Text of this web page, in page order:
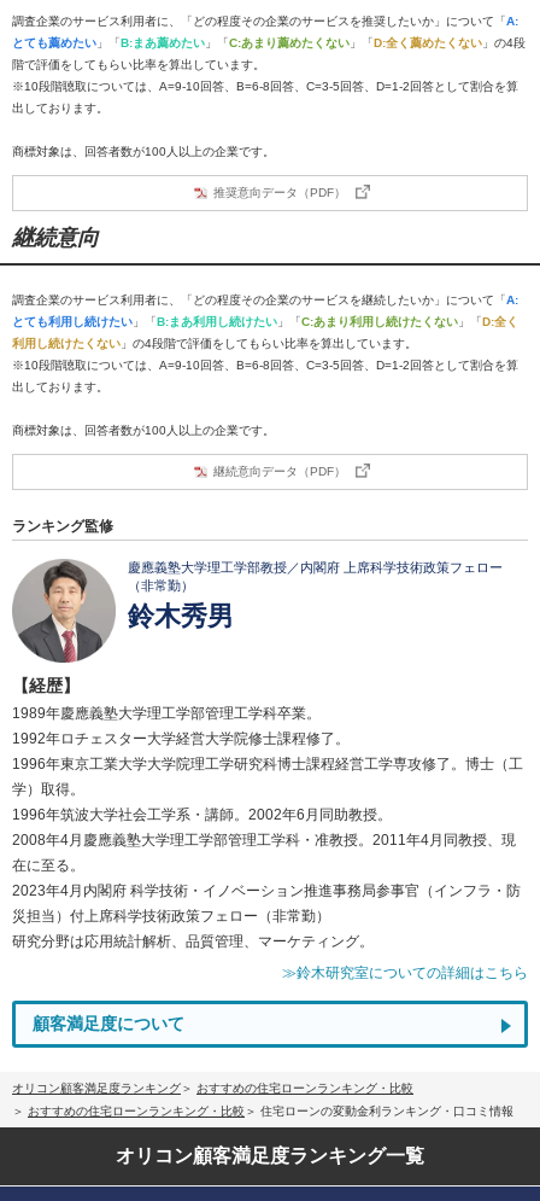
調査企業のサービス利用者に、「どの程度その企業のサービスを推奨したいか」について「A:
とても薦めたい 」「B:まあ薦めたい 」「C:あまり薦めたくない 」「D:全く薦めたくない 」の4段
階で評価をしてもらい比率を算出しています。
※10段階聴取については、A=9-10回答、B=6-8回答、C=3-5回答、D=1-2回答として割合を算
出しております。
商標対象は、回答者数が100人以上の企業です。
推奨意向データ（PDF）
継続意向
調査企業のサービス利用者に、「どの程度その企業のサービスを継続したいか」について「A:
とても利用し続けたい 」「B:まあ利用し続けたい 」「C:あまり利用し続けたくない 」「D:全く
利用し続けたくない 」の4段階で評価をしてもらい比率を算出しています。
※10段階聴取については、A=9-10回答、B=6-8回答、C=3-5回答、D=1-2回答として割合を算
出しております。
商標対象は、回答者数が100人以上の企業です。
継続意向データ（PDF）
ランキング監修
慶應義塾大学理工学部教授／内閣府 上席科学技術政策フェロー
（非常勤）
鈴木秀男
【経歴】
1989年慶應義塾大学理工学部管理工学科卒業。
1992年ロチェスター大学経営大学院修士課程修了。
1996年東京工業大学大学院理工学研究科博士課程経営工学専攻修了。博士（工
学）取得。
1996年筑波大学社会工学系・講師。2002年6月同助教授。
2008年4月慶應義塾大学理工学部管理工学科・准教授。2011年4月同教授、現
在に至る。
2023年4月内閣府 科学技術・イノベーション推進事務局参事官（インフラ・防
災担当）付上席科学技術政策フェロー（非常勤）
研究分野は応用統計解析、品質管理、マーケティング。
≫鈴木研究室についての詳細はこちら
顧客満足度について
オリコン顧客満足度ランキング
おすすめの住宅ローンランキング・比較
おすすめの住宅ローンランキング・比較
住宅ローンの変動金利ランキング・口コミ情報
オリコン顧客満足度ランキング一覧